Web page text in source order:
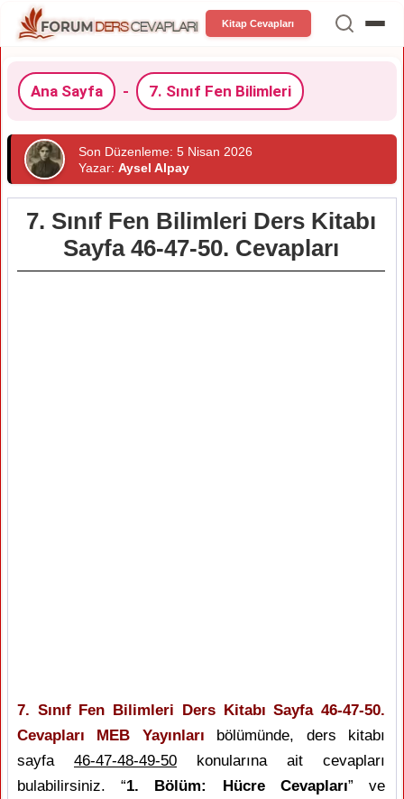
Kitap Cevapları
Ana Sayfa - 7. Sınıf Fen Bilimleri
Son Düzenleme: 5 Nisan 2026
Yazar: Aysel Alpay
7. Sınıf Fen Bilimleri Ders Kitabı
Sayfa 46-47-50. Cevapları
7. Sınıf Fen Bilimleri Ders Kitabı Sayfa 46-47-50.
Cevapları MEB Yayınları bölümünde, ders kitabı
sayfa 46-47-48-49-50 konularına ait cevapları
bulabilirsiniz. “1. Bölüm: Hücre Cevapları” ve